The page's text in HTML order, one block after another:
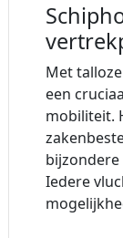
Met
een
mobiliteit.
Iedere